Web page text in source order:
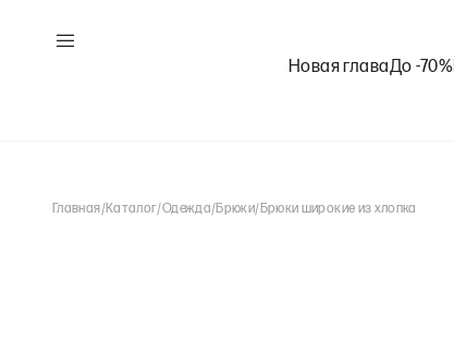
Новая главаДо -70%
Главная/Каталог/Одежда/Брюки/ Брюки широкие из хлопка